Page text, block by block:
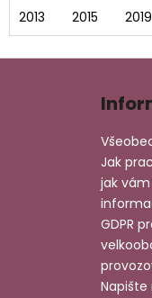
2013 2015 2019
Z
Jak
jak
GDPR